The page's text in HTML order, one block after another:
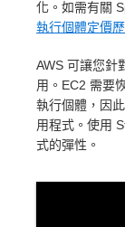
化。如需有關
執行個體定價
AWS 可讓您針
用。EC2 需要
執行個體，因
用程式。使用
式的彈性。